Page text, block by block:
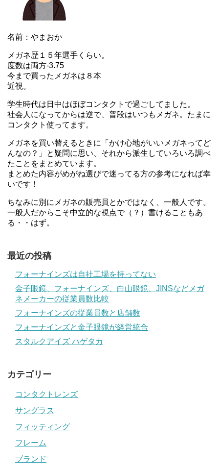
名前：やまおか
メガネ歴１５年選手くらい。
度数は両方-3.75
今まで買ったメガネは８本
近視。
学生時代は日中はほぼコンタクトで過ごしてました。
社会人になってからは逆で、普段はいつもメガネ。たまに
コンタクト使ってます。
メガネを買い替えるときに「かけ心地がいいメガネってど
んなの？」と疑問に思い、それから派生していろいろ調べ
たことをまとめています。
まとめた内容がめがね選びで迷ってる方の参考になれば幸
いです！
ちなみに別にメガネの販売員とかではなく、一般人です。
一般人だからこそ中立的な視点で（？）書けることもあ
る・・はず。
最近の投稿
フォーナインズは自社工場を持ってない
金子眼鏡、フォーナインズ、白山眼鏡、JINSなどメガ
ネメーカーの従業員数比較
フォーナインズの従業員数と店舗数
フォーナインズと金子眼鏡が経営統合
スタルクアイズ ハゲタカ
カテゴリー
コンタクトレンズ
サングラス
フィッティング
フレーム
ブランド